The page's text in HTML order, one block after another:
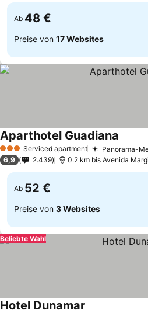
Ab 48 €
Preise von 17 Websites
3 SterneServiced apartment Panorama-
Aparthotel Guadiana
6,9 2.439 0.2 km bis Avenida
Ab 52 €
Preise von 3 Websites
Beliebte Wahl
Hotel Dunamar